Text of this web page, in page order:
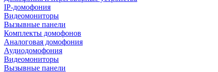
IP-домофония
Видеомониторы
Вызывные панели
Комплекты домофонов
Аналоговая домофония
Аудиодомофония
Видеомониторы
Вызывные панели